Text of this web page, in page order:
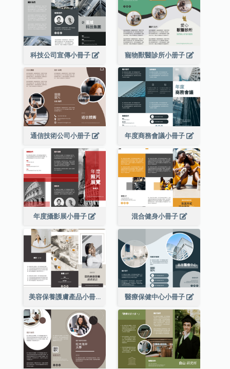
科技公司宣傳小冊子 寵物獸醫診所小册子
通信技術公司小册子 年度商務會議小冊子
年度攝影展小冊子 混合健身小冊子
美容保養護膚產品小冊子 醫療保健中心小冊子